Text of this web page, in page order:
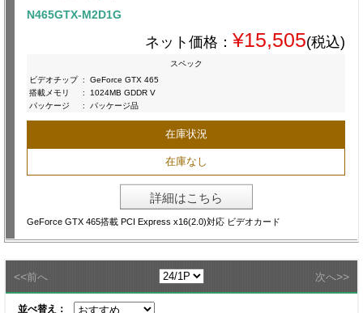
N465GTX-M2D1G
ネット価格： ¥15,505(税込)
スペック
ビデオチップ :
GeForce GTX 465
搭載メモリ
:
1024MB GDDR V
パッケージ
: パッケージ品
在庫状況
在庫なし
詳細はこちら
GeForce GTX 465搭載 PCI Express x16(2.0)対応 ビデオカード
<<前へ 次へ>>
並べ替え：